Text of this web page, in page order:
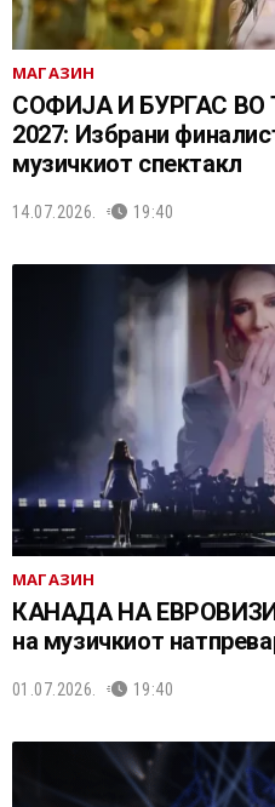
МАГАЗИН
СОФИЈА И БУРГАС ВО
2027: Избрани
музичкиот спектакл
14.07.2026. 19:40
МАГАЗИН
КАНАДА НА
на музичкиот
01.07.2026. 19:40